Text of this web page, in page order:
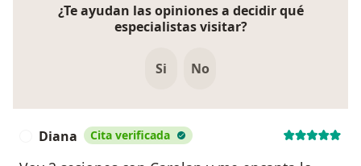
¿Te ayudan las opiniones a decidir qué
especialistas visitar?
Si No
Diana Cita verificada